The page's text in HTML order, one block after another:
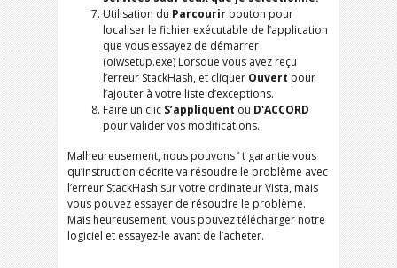
Utilisation du Parcourir bouton pour
localiser le fichier exécutable de l’application
que vous essayez de démarrer
(oiwsetup.exe) Lorsque vous avez reçu
l’erreur StackHash, et cliquer Ouvert pour
l’ajouter à votre liste d’exceptions.
Faire un clic S’appliquent ou D'ACCORD
pour valider vos modifications.
Malheureusement, nous pouvons ’ t garantie vous
qu’instruction décrite va résoudre le problème avec
l’erreur StackHash sur votre ordinateur Vista, mais
vous pouvez essayer de résoudre le problème.
Mais heureusement, vous pouvez télécharger notre
logiciel et essayez-le avant de l’acheter.